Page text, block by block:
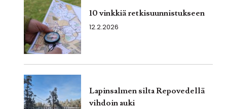
10 vinkkiä retkisuunnistukseen
12.2.2026
Lapinsalmen silta Repovedellä
vihdoin auki